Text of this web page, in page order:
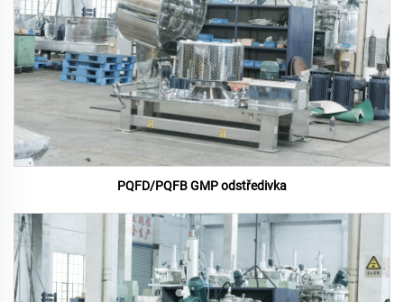
PQFD/PQFB GMP odstředivka